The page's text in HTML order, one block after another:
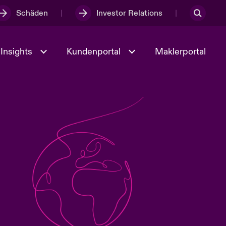
Schäden Investor Relations
Veranstaltungen
Full Spectrum Cyber
Kundenportal Maklerportal